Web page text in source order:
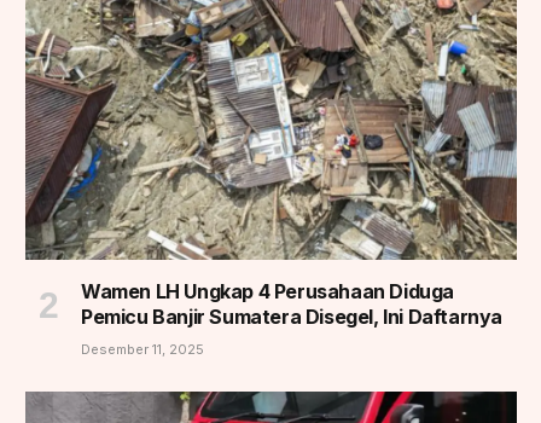
Wamen LH Ungkap 4 Perusahaan Diduga
Pemicu Banjir Sumatera Disegel, Ini Daftarnya
Desember 11, 2025